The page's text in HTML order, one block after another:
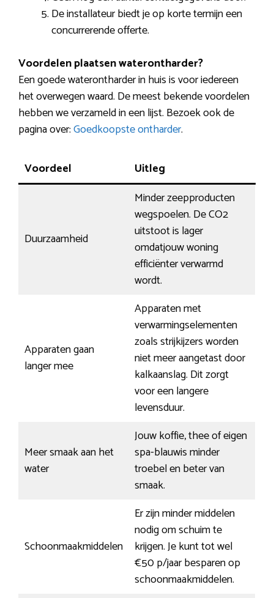
De installateur biedt je op korte termijn een
concurrerende offerte.
Voordelen plaatsen waterontharder?
Een goede waterontharder in huis is voor iedereen
het overwegen waard. De meest bekende voordelen
hebben we verzameld in een lijst. Bezoek ook de
pagina over:Goedkoopste ontharder.
Voordeel Uitleg
Duurzaamheid
Minder zeepproducten
wegspoelen. De CO2
uitstoot is lager
omdatjouw woning
efficiënter verwarmd
wordt.
Apparaten gaan
langer mee
Apparaten met
verwarmingselementen
zoals strijkijzers worden
niet meer aangetast door
kalkaanslag. Dit zorgt
voor een langere
levensduur.
Meer smaak aan het
water
Jouw koffie, thee of eigen
spa-blauwis minder
troebel en beter van
smaak.
Schoonmaakmiddelen
Er zijn minder middelen
nodig om schuim te
krijgen. Je kunt tot wel
€50 p/jaar besparen op
schoonmaakmiddelen.